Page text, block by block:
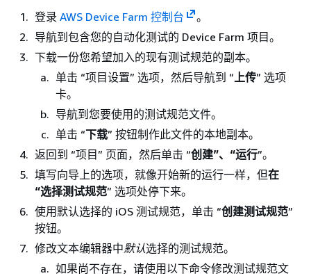
登录 AWS Device Farm 控制台
。
导航到包含您的自动化测试的 Device Farm 项目。
下载一份您希望加入的现有测试规范的副本。
单击 “项目设置” 选项，然后导航到 “ 上传” 选项
卡。
导航到您要使用的测试规范文件。
单击 “下载” 按钮制作此文件的本地副本。
返回到 “项目” 页面，然后单击 “创建”、“运行”。
填写向导上的选项，就像开始新的运行一样，但在
“选择测试规范” 选项处停下来。
使用默认选择的 iOS 测试规范，单击 “创建测试规范”
按钮。
修改文本编辑器中默认选择的测试规范。
如果尚不存在，请使用以下命令修改测试规范文